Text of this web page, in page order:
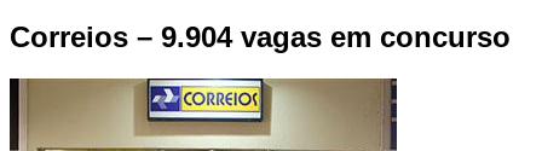
Correios – 9.904 vagas em concurso